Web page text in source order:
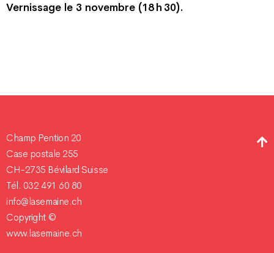
Vernissage le 3 novembre (18 h 30).
Champ Pention 20
Case postale 255
CH-2735 Bévilard Suisse
Tél. 032 491 60 80
info@lasemaine.ch
Copyright ©
www.lasemaine.ch